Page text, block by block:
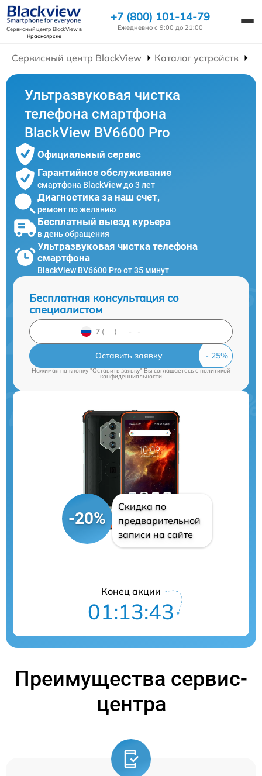
Сервисный центр BlackViewв
Красноярске
+7 (800) 101-14-79
Ежедневно с 9:00 до 21:00
Сервисный центр BlackView Каталог устройств
Ультразвуковая чистка
телефона смартфона
BlackView BV6600 Pro
Официальный сервис
Гарантийное обслуживание
смартфона BlackView до 3 лет
Диагностика за наш счет,
ремонт по желанию
Бесплатный выезд курьера
в день обращения
Ультразвуковая чистка телефона
смартфона
BlackView BV6600 Pro от 35 минут
Бесплатная консультация со
специалистом
Оставить заявку
Нажимая на кнопку "Оставить заявку" Вы соглашаетесь cполитикой
конфиденциальности
-20%
Скидка по
предварительной
записи на сайте
Конец акции
01:13:42
Преимущества сервис-
центра